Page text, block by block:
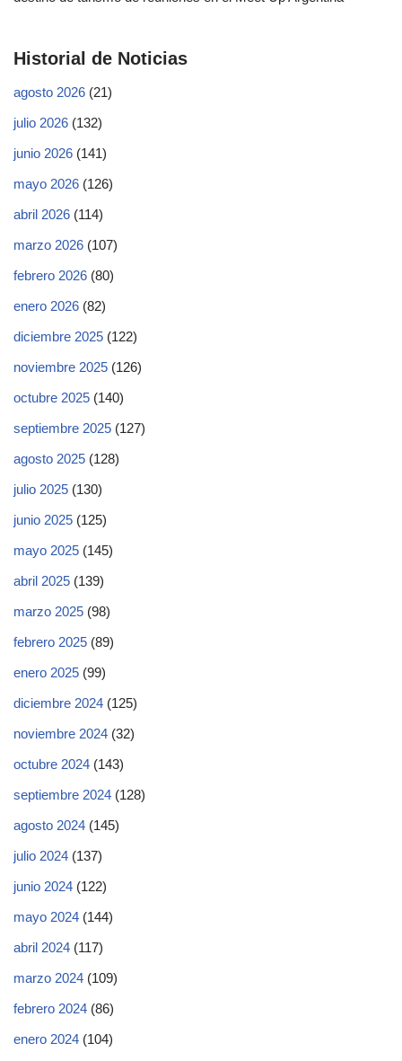
Historial de Noticias
agosto 2026 (21)
julio 2026 (132)
junio 2026 (141)
mayo 2026 (126)
abril 2026 (114)
marzo 2026 (107)
febrero 2026 (80)
enero 2026 (82)
diciembre 2025 (122)
noviembre 2025 (126)
octubre 2025 (140)
septiembre 2025 (127)
agosto 2025 (128)
julio 2025 (130)
junio 2025 (125)
mayo 2025 (145)
abril 2025 (139)
marzo 2025 (98)
febrero 2025 (89)
enero 2025 (99)
diciembre 2024 (125)
noviembre 2024 (32)
octubre 2024 (143)
septiembre 2024 (128)
agosto 2024 (145)
julio 2024 (137)
junio 2024 (122)
mayo 2024 (144)
abril 2024 (117)
marzo 2024 (109)
febrero 2024 (86)
enero 2024 (104)